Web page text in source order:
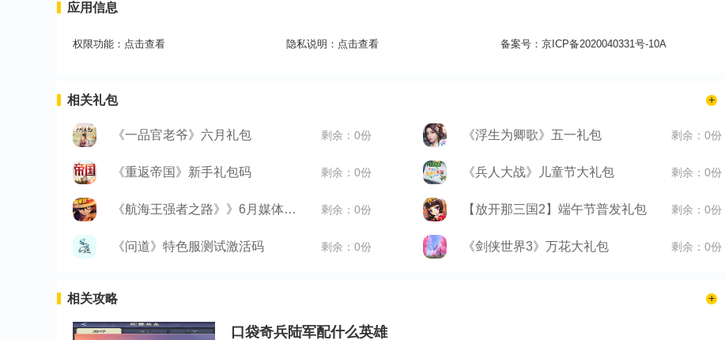
应用信息
权限功能： 点击查看 隐私说明： 点击查看 备案号： 京ICP备2020040331号-10A
相关礼包
《一品官老爷》六月礼包 剩余：0份 《浮生为卿歌》五一礼包 剩余：0份
《重返帝国》新手礼包码 剩余：0份 《兵人大战》儿童节大礼包 剩余：0份
《航海王强者之路》》6月媒体礼包 剩余：0份 【放开那三国2】端午节普发礼包 剩余：0份
《问道》特色服测试激活码 剩余：0份 《剑侠世界3》万花大礼包 剩余：0份
相关攻略
口袋奇兵陆军配什么英雄